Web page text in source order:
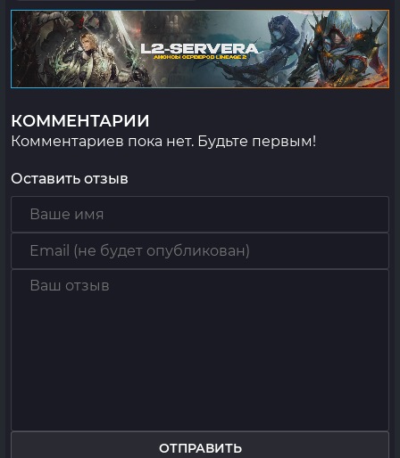
КОММЕНТАРИИ
Комментариев пока нет. Будьте первым!
Оставить отзыв
ОТПРАВИТЬ